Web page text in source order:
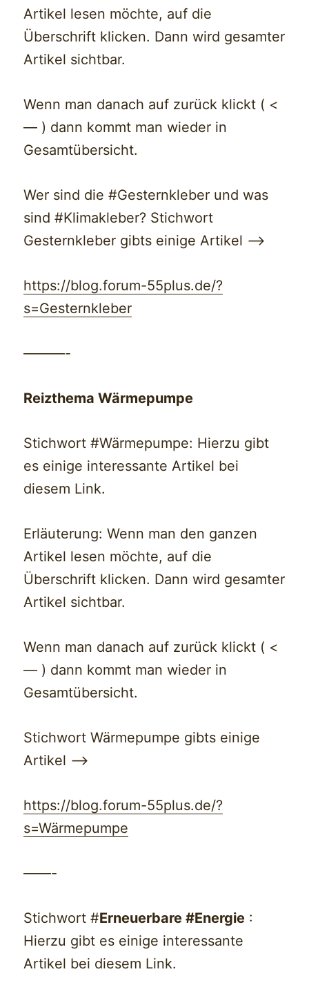
Artikel lesen möchte, auf die
Überschrift klicken. Dann wird gesamter
Artikel sichtbar.
Wenn man danach auf zurück klickt ( <
— ) dann kommt man wieder in
Gesamtübersicht.
Wer sind die #Gesternkleber und was
sind #Klimakleber? Stichwort
Gesternkleber gibts einige Artikel —>
https://blog.forum-55plus.de/?
s=Gesternkleber
———-
Reizthema Wärmepumpe
Stichwort #Wärmepumpe: Hierzu gibt
es einige interessante Artikel bei
diesem Link.
Erläuterung: Wenn man den ganzen
Artikel lesen möchte, auf die
Überschrift klicken. Dann wird gesamter
Artikel sichtbar.
Wenn man danach auf zurück klickt ( <
— ) dann kommt man wieder in
Gesamtübersicht.
Stichwort Wärmepumpe gibts einige
Artikel —>
https://blog.forum-55plus.de/?
s=Wärmepumpe
——-
Stichwort #Erneuerbare #Energie :
Hierzu gibt es einige interessante
Artikel bei diesem Link.